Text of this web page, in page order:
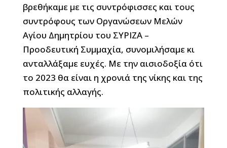
βρεθήκαμε με τις συντρόφισσες και τους
συντρόφους των Οργανώσεων Μελών
Αγίου Δημητρίου του ΣΥΡΙΖΑ –
Προοδευτική Συμμαχία, συνομιλήσαμε κι
ανταλλάξαμε ευχές. Με την αισιοδοξία ότι
το 2023 θα είναι η χρονιά της νίκης και της
πολιτικής αλλαγής.